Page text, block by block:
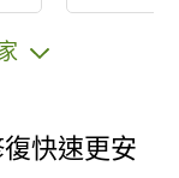
快速更安